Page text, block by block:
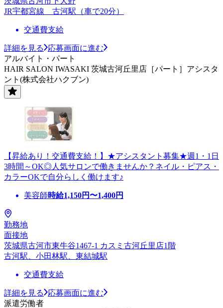
JR宇都宮線 古河駅（車で20分）
交通費支給
詳細を見る
応募画面に進む
アルバイト・パート
HAIR SALON IWASAKI 茨城古河丘里店［パート］アシスタ
ント(株式会社ハクブン)
【昇給あり！交通費支給！】★アシスタント募集★週1・1日
3時間～OK◎人気サロンで働きませんか？ネイル・ピアス・
カラーOKで自分らしく働けます♪
美容師時給1,150円〜1,400円
勤務地
面接地
茨城県古河市東牛谷1467-1 カスミ古河丘里店1階
古河駅、小田林駅、東結城駅
交通費支給
詳細を見る
応募画面に進む
派遣労働者